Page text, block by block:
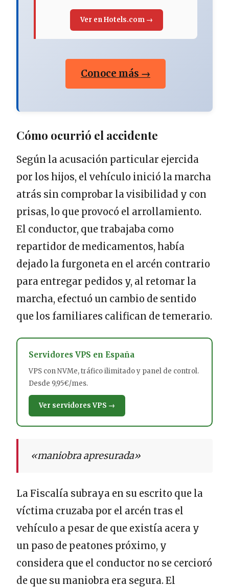
Ver en Hotels.com →
Conoce más →
Cómo ocurrió el accidente
Según la acusación particular ejercida
por los hijos, el vehículo inició la marcha
atrás sin comprobar la visibilidad y con
prisas, lo que provocó el arrollamiento.
El conductor, que trabajaba como
repartidor de medicamentos, había
dejado la furgoneta en el arcén contrario
para entregar pedidos y, al retomar la
marcha, efectuó un cambio de sentido
que los familiares califican de temerario.
Servidores VPS en España
VPS con NVMe, tráfico ilimitado y panel de control.
Desde 9,95€/mes.
Ver servidores VPS →
«maniobra apresurada»
La Fiscalía subraya en su escrito que la
víctima cruzaba por el arcén tras el
vehículo a pesar de que existía acera y
un paso de peatones próximo, y
considera que el conductor no se cercioró
de que su maniobra era segura. El